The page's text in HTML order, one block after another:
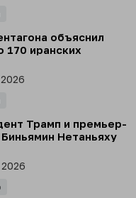
объяснил
170 иранских
Трамп и премьер-
Нетаньяху
Нобелевской